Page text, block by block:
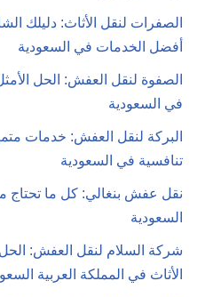
الصفرات لنقل الأثاث: دليلك
أفضل الخدمات في السعودية
الصفوة لنقل العفش: الحل
في السعودية
البركة لنقل العفش: خدمات
تنافسية في السعودية
نقل عفش بنغالي: كل ما تحتاج
السعودية
شركة السلام لنقل العفش: الحل
الأثاث في المملكة العربية